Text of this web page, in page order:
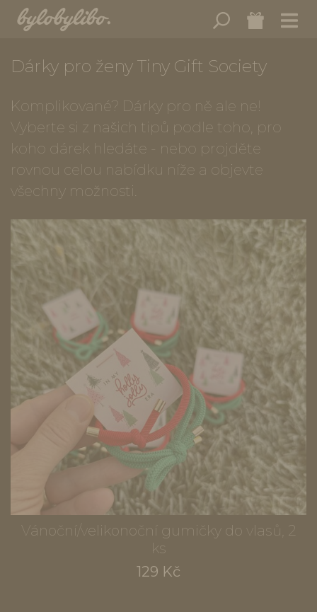
Dárky pro ženy Tiny Gift Society
Komplikované? Dárky pro ně ale ne!
Vyberte si z našich tipů podle toho, pro
koho dárek hledáte - nebo projděte
rovnou celou nabídku níže a objevte
všechny možnosti.
Vánoční/velikonoční gumičky do vlasů, 2
ks
129 Kč